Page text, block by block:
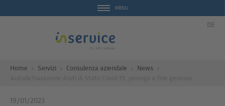
MENU
DE
Home Servizi Consulenza aziendale
News
19/01/2023